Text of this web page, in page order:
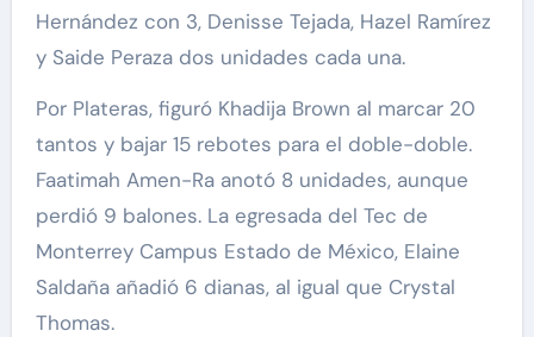
Hernández con 3, Denisse Tejada, Hazel Ramírez
y Saide Peraza dos unidades cada una.
Por Plateras, figuró Khadija Brown al marcar 20
tantos y bajar 15 rebotes para el doble-doble.
Faatimah Amen-Ra anotó 8 unidades, aunque
perdió 9 balones. La egresada del Tec de
Monterrey Campus Estado de México, Elaine
Saldaña añadió 6 dianas, al igual que Crystal
Thomas.